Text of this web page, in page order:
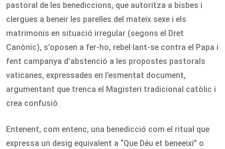
pastoral de les benediccions, que autoritza a bisbes i
clergues a beneir les parelles del mateix sexe i els
matrimonis en situació irregular (segons el Dret
Canònic), s’oposen a fer-ho, rebel·lant-se contra el Papa i
fent campanya d’abstenció a les propostes pastorals
vaticanes, expressades en l’esmentat document,
argumentant que trenca el Magisteri tradicional catòlic i
crea confusió.
Entenent, com entenc, una benedicció com el ritual que
expressa un desig equivalent a “Que Déu et beneeixi” o